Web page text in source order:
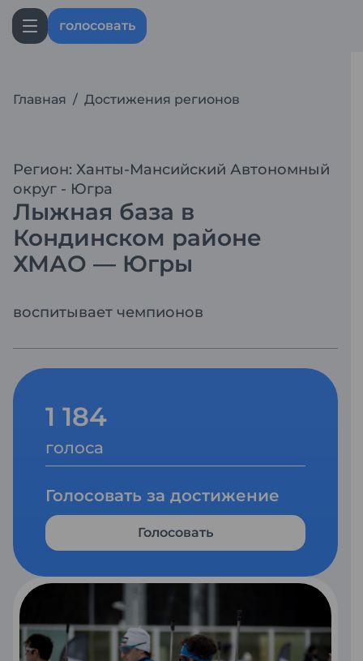
голосовать
Главная / Достижения регионов
Регион: Ханты-Мансийский Автономный
округ - Югра
Лыжная база в
Кондинском районе
ХМАО — Югры
воспитывает чемпионов
1 184
голоса
Голосовать за достижение
Голосовать